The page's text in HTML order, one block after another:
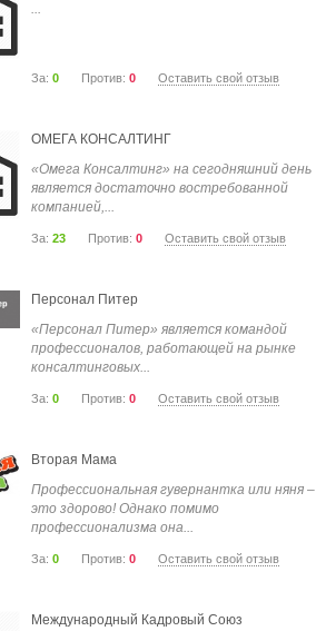
...
За: 0 Против: 0 Оставить свой отзыв
ОМЕГА КОНСАЛТИНГ
«Омега Консалтинг» на сегодняшний день
является достаточно востребованной
компанией,...
За: 23 Против: 0 Оставить свой отзыв
Персонал Питер
«Персонал Питер» является командой
профессионалов, работающей на рынке
консалтинговых...
За: 0 Против: 0 Оставить свой отзыв
Вторая Мама
Профессиональная гувернантка или няня –
это здорово! Однако помимо
профессионализма она...
За: 0 Против: 0 Оставить свой отзыв
Международный Кадровый Союз